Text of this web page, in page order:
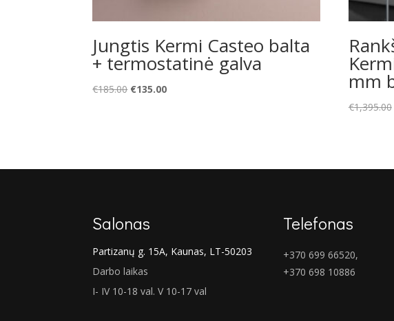
Jungtis Kermi Casteo balta
+ termostatinė galva
€185.00 Original
€135.00Current
mm
€1,395.00
Salonas
Partizanų g. 15A, Kaunas, LT-50203
Darbo laikas
I- IV 10-18 val. V 10-17 val
Telefonas
+370 699 66520,
+370 698 10886